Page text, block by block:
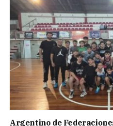
Argentino de